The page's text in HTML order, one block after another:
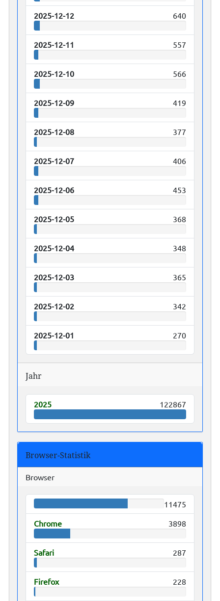
2025-12-12 640
2025-12-11 557
2025-12-10 566
2025-12-09 419
2025-12-08 377
2025-12-07 406
2025-12-06 453
2025-12-05 368
2025-12-04 348
2025-12-03 365
2025-12-02 342
2025-12-01 270
Jahr
2025 122867
Browser-Statistik
Browser
11475
Chrome
3898
Safari 287
Firefox 228